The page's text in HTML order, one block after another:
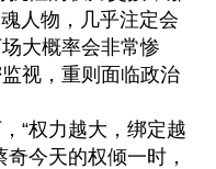
人物，几乎注定会
大概率会非常惨
视，重则面临政治
“权力越大，绑定越
今天的权倾一时，